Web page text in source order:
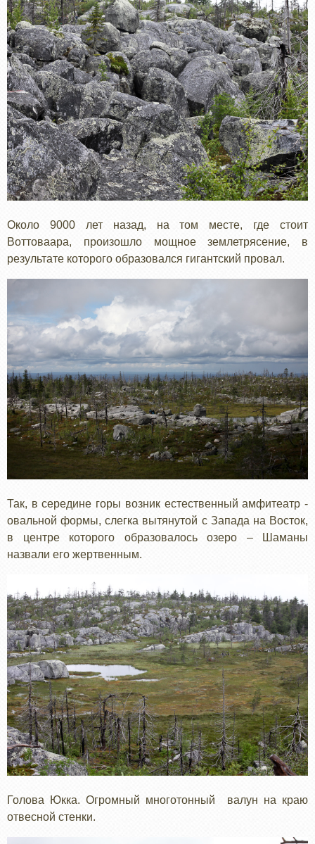
Около 9000 лет назад, на том месте, где стоит
Воттоваара, произошло мощное землетрясение, в
результате которого образовался гигантский провал.
Так, в середине горы возник естественный амфитеатр -
овальной формы, слегка вытянутой с Запада на Восток,
в центре которого образовалось озеро – Шаманы
назвали его жертвенным.
Голова Юкка. Огромный многотонный валун на краю
отвесной стенки.